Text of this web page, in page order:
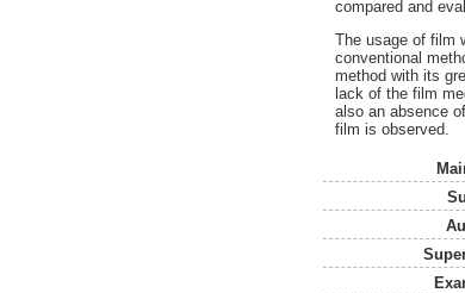
compared and
The usage of film
conventional
method with its
lack of the film
also an absence
film is observed.